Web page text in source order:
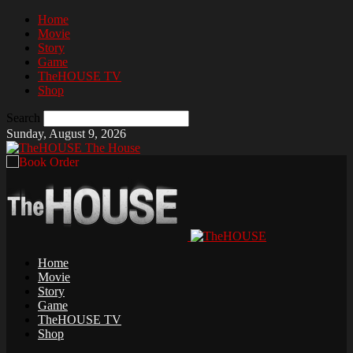
Home
Movie
Story
Game
TheHOUSE TV
Shop
Search
Sunday, August 9, 2026
The House
Home
Movie
Story
Game
TheHOUSE TV
Shop